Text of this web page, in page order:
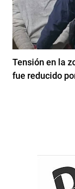
Tensión en la
fue reducido